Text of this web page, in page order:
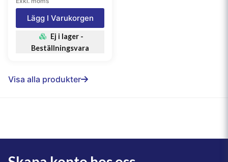
Lägg I Varukorgen
Ej i lager -
Beställningsvara
Visa alla produkter